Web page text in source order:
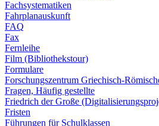
Fachsystematiken
Fahrplanauskunft
FAQ
Fax
Fernleihe
Film (Bibliothekstour)
Formulare
Forschungszentrum Griechisch-
Fragen, Häufig gestellte
Friedrich der Große
Fristen
Führungen für Schulklassen